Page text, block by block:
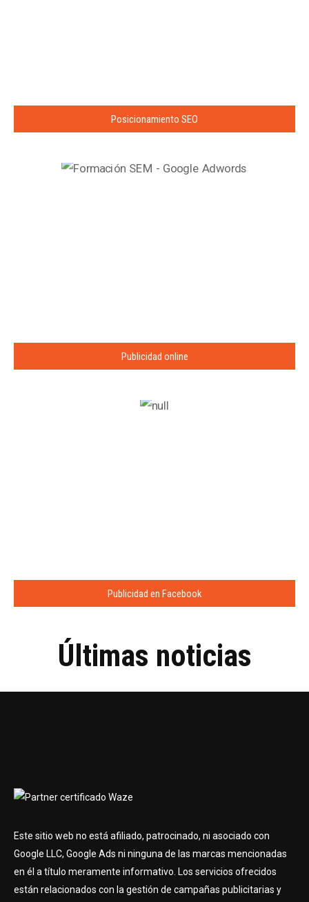
Posicionamiento SEO
Publicidad online
Publicidad en Facebook
Últimas noticias
Este sitio web no está afiliado, patrocinado, ni asociado con
Google LLC, Google Ads ni ninguna de las marcas mencionadas
en él a título meramente informativo. Los servicios ofrecidos
están relacionados con la gestión de campañas publicitarias y